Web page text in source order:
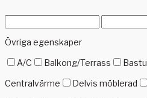
Övriga egenskaper
A/C
Balkong/Terrass Bastu
Centralvärme
Delvis möblerad